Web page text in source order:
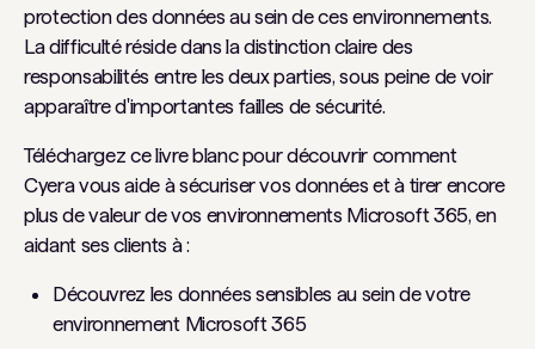
protection des données au sein de ces environnements.
La difficulté réside dans la distinction claire des
responsabilités entre les deux parties, sous peine de voir
apparaître d'importantes failles de sécurité.
Téléchargez ce livre blanc pour découvrir comment
Cyera vous aide à sécuriser vos données et à tirer encore
plus de valeur de vos environnements Microsoft 365, en
aidant ses clients à :
Découvrez les données sensibles au sein de votre
environnement Microsoft 365